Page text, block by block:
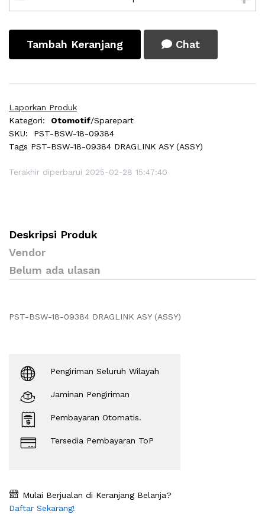
Tambah Keranjang Chat
Laporkan Produk
Kategori:
Otomotif/Sparepart
SKU:
PST-BSW-18-09384
Tags PST-BSW-18-09384 DRAGLINK ASY (ASSY)
Terakhir diperbarui 2025-02-28 15:47:40
Deskripsi Produk
Vendor
Belum ada ulasan
PST-BSW-18-09384 DRAGLINK ASY (ASSY)
Pengiriman Seluruh Wilayah
Jaminan Pengiriman
Pembayaran Otomatis.
Tersedia Pembayaran ToP
Mulai Berjualan di Keranjang Belanja?
Daftar Sekarang!